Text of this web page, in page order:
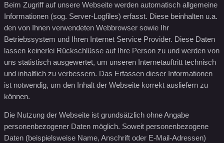
Beim Zugriff auf unsere Webseite werden automatisch allgemeine
Informationen (sog. Server-Logfiles) erfasst. Diese beinhalten u.a.
den von Ihnen verwendeten Webbrowser sowie Ihr
Betriebssystem und Ihren Internet Service Provider. Diese Daten
lassen keinerlei Rückschlüsse auf Ihre Person zu und werden von
uns statistisch ausgewertet, um unseren Internetauftritt technisch
und inhaltlich zu verbessern. Das Erfassen dieser Informationen
ist notwendig, um den Inhalt der Webseite korrekt ausliefern zu
können.
Die Nutzung der Webseite ist grundsätzlich ohne Angabe
personenbezogener Daten möglich. Soweit personenbezogene
Daten (beispielsweise Name, Anschrift oder E-Mail-Adressen)